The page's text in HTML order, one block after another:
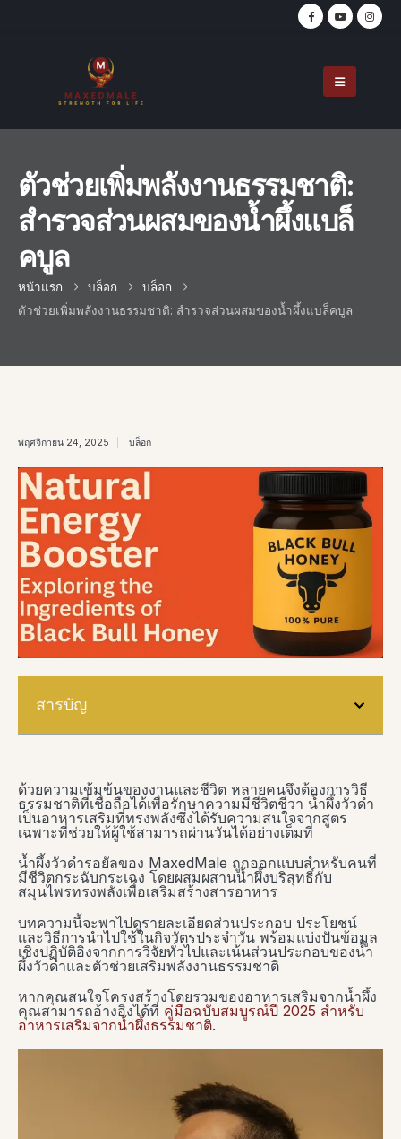
ตัวช่วยเพิ่มพลังงานธรรมชาติ:
สำรวจส่วนผสมของน้ำผึ้งแบล็
คบูล
หน้าแรก บล็อก
บล็อก
ตัวช่วยเพิ่มพลังงานธรรมชาติ: สำรวจส่วนผสมของน้ำผึ้งแบล็คบูล
พฤศจิกายน 24, 2025 บล็อก
สารบัญ
ด้วยความเข้มข้นของงานและชีวิต หลายคนจึงต้องการวิธี
ธรรมชาติที่เชื่อถือได้เพื่อรักษาความมีชีวิตชีวา น้ำผึ้งวัวดำ
เป็นอาหารเสริมที่ทรงพลังซึ่งได้รับความสนใจจากสูตร
เฉพาะที่ช่วยให้ผู้ใช้สามารถผ่านวันได้อย่างเต็มที่
น้ำผึ้งวัวดำรอยัลของ MaxedMale ถูกออกแบบสำหรับคนที่
มีชีวิตกระฉับกระเฉง โดยผสมผสานน้ำผึ้งบริสุทธิ์กับ
สมุนไพรทรงพลังเพื่อเสริมสร้างสารอาหาร
บทความนี้จะพาไปดูรายละเอียดส่วนประกอบ ประโยชน์
และวิธีการนำไปใช้ในกิจวัตรประจำวัน พร้อมแบ่งปันข้อมูล
เชิงปฏิบัติอิงจากการวิจัยทั่วไปและเน้นส่วนประกอบของน้ำ
ผึ้งวัวดำและตัวช่วยเสริมพลังงานธรรมชาติ
หากคุณสนใจโครงสร้างโดยรวมของอาหารเสริมจากน้ำผึ้ง
คุณสามารถอ้างอิงได้ที่ คู่มือฉบับสมบูรณ์ปี 2025 สำหรับ
อาหารเสริมจากน้ำผึ้งธรรมชาติ.